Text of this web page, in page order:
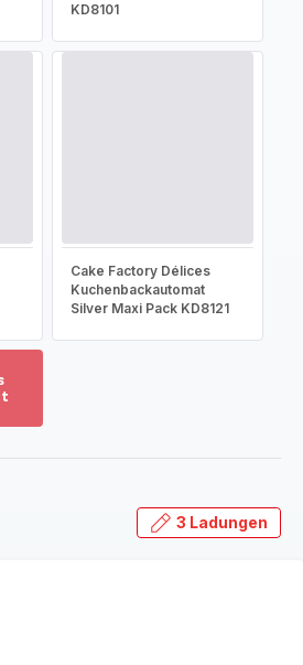
KD8101
Cake Factory Délices
Kuchenbackautomat
Silver Maxi Pack KD8121
3 Ladungen